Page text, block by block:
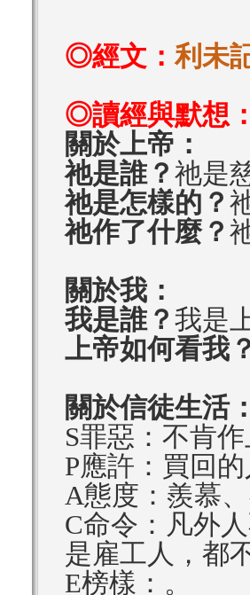
◎經文：利未
◎讀經與默想
關於上帝：
祂是誰？ 祂是
祂是怎樣的？
祂作了什麼？
關於我：
我是誰？ 我是
上帝如何看我
關於信徒生活
S罪惡：不肯
P應許：買回
A態度：羨慕
C命令：凡外
是雇工人，都
E榜樣：。